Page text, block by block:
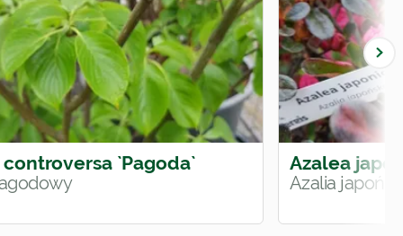
`Pagoda` Azalea
Azalia